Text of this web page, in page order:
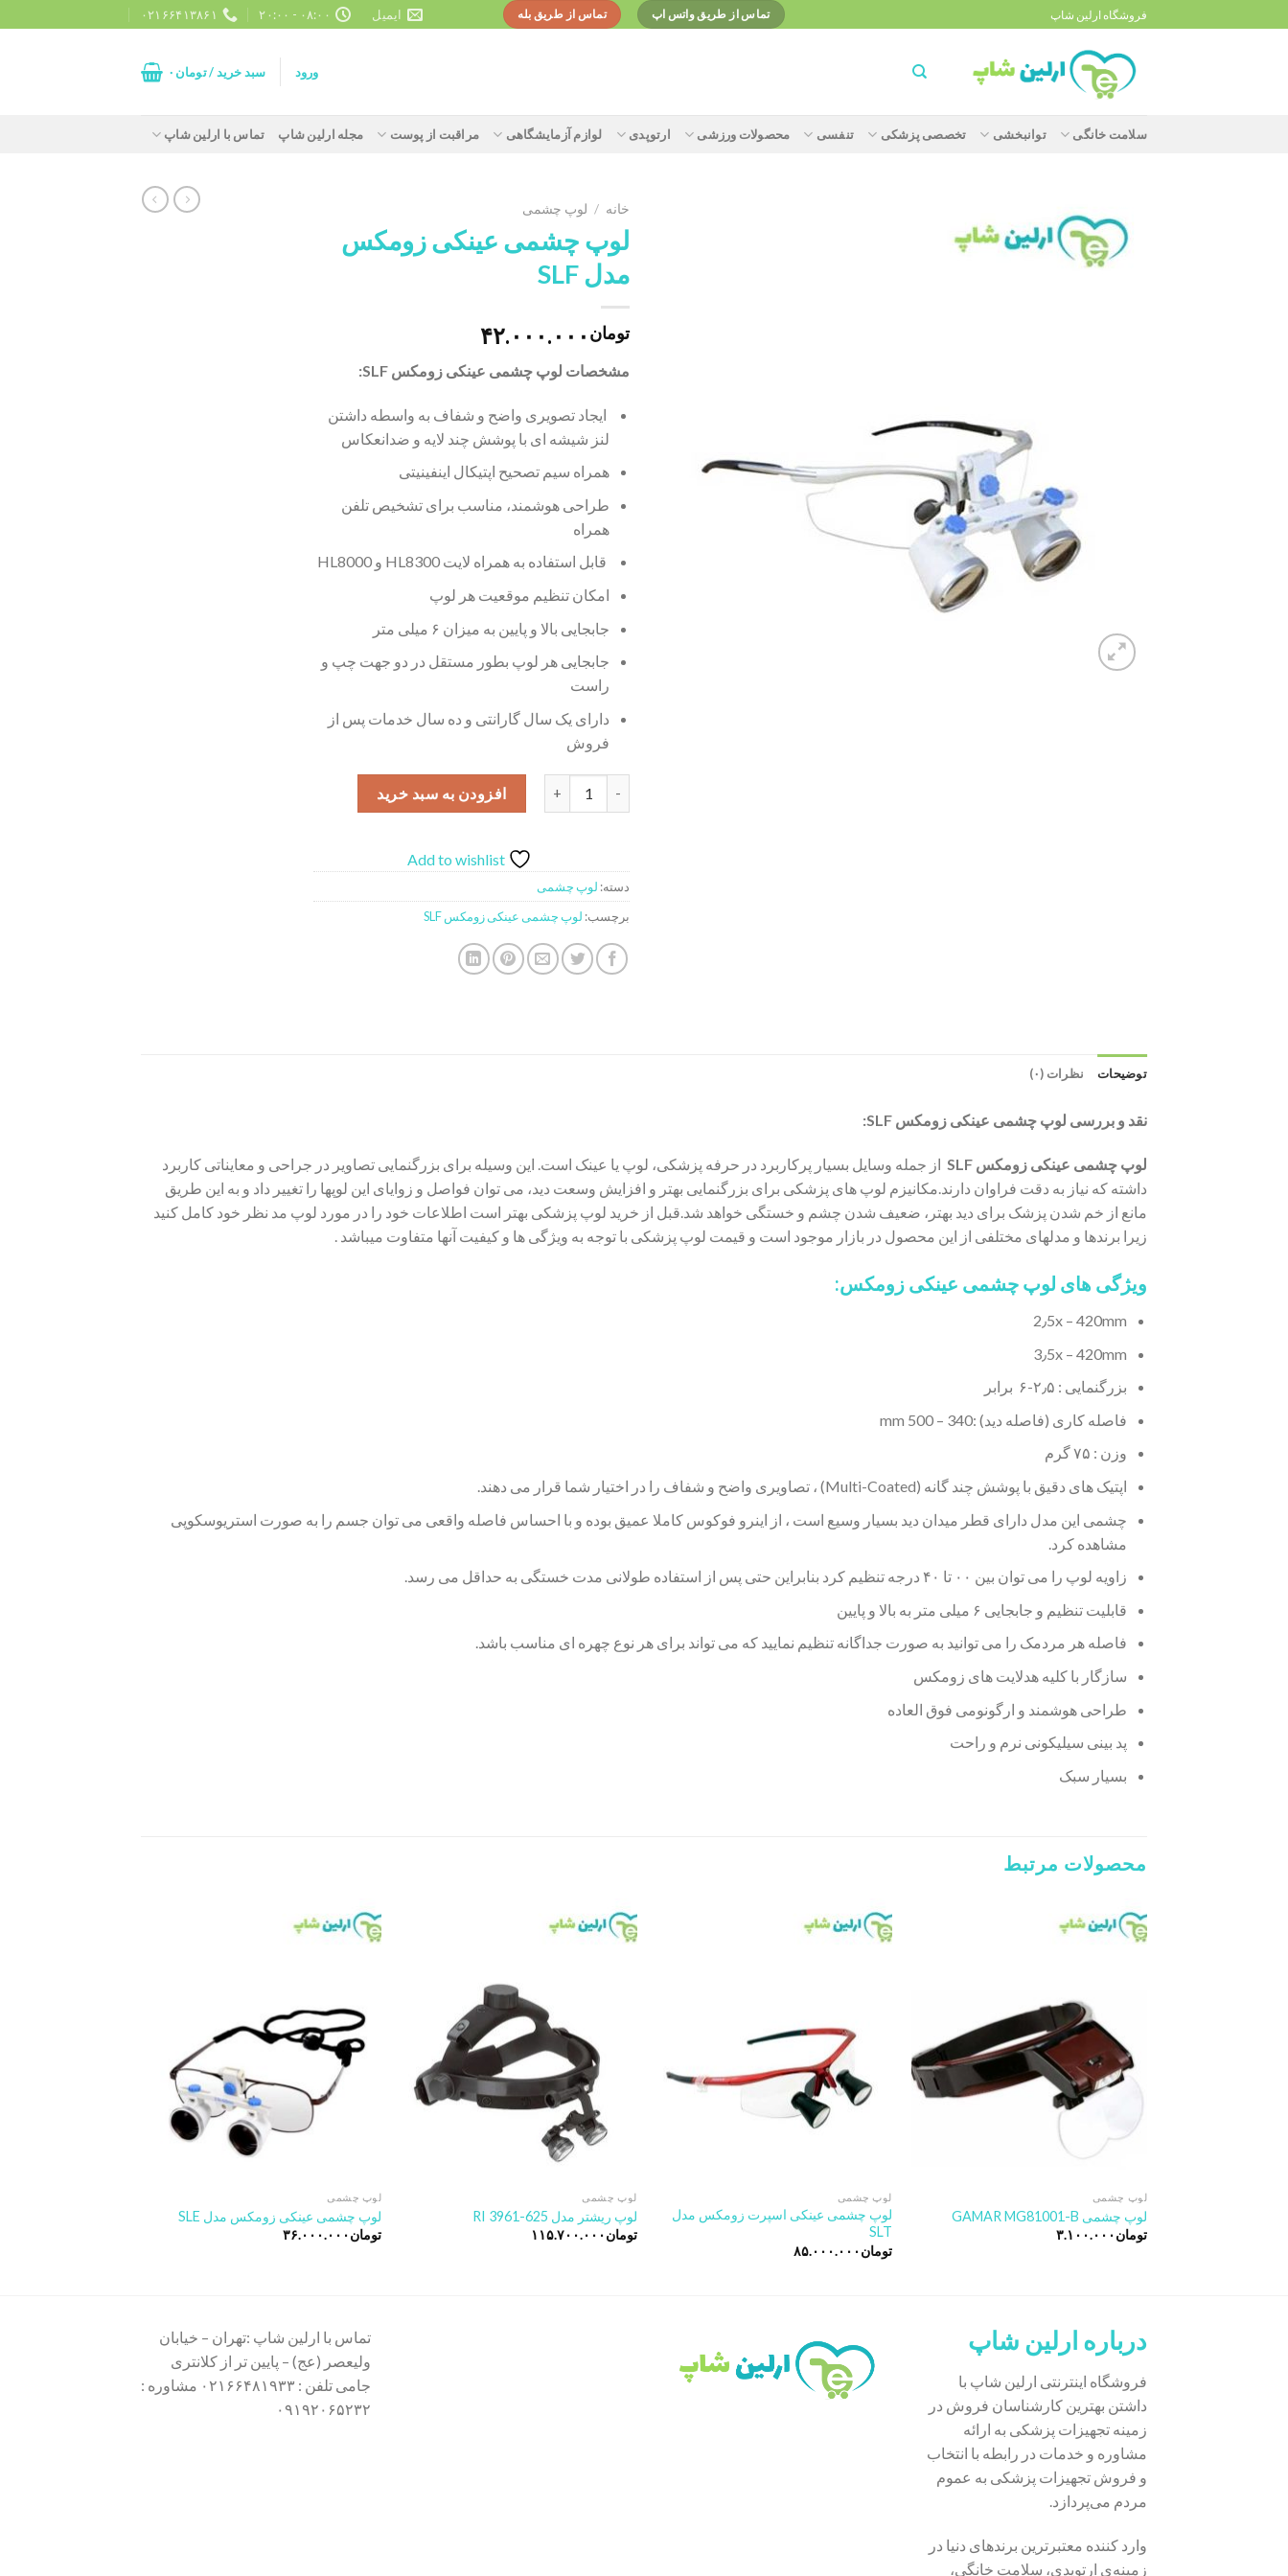
to
فروشگاه ارلین شاپ تماس از طریق واتس اپ تماس از طریق بله ایمیل ۰۸:۰۰ - ۲۰:۰۰ ۰۲۱۶۶۴۱۳۸۶۱
ورود سبد خرید /تومان ۰
سلامت خانگی توانبخشی تخصصی پزشکی تنفسی محصولات ورزشی ارتوپدی لوازم آزمایشگاهی مراقبت از پوست مجله ارلین شاپ تماس با ارلین شاپ
خانه / لوپ چشمی
لوپ چشمی عینکی زومکس
مدل SLF
تومان ۴۲.۰۰۰.۰۰۰
مشخصات لوپ چشمی عینکی زومکس SLF:
ایجاد تصویری واضح و شفاف به واسطه داشتن
لنز شیشه ای با پوشش چند لایه و ضدانعکاس
همراه سیم تصحیح اپتیکال اینفینیتی
طراحی هوشمند، مناسب برای تشخیص تلفن
همراه
قابل استفاده به همراه لایت HL8300 و HL8000
امکان تنظیم موقعیت هر لوپ
جابجایی بالا و پایین به میزان ۶ میلی متر
جابجایی هر لوپ بطور مستقل در دو جهت چپ و
راست
دارای یک سال گارانتی و ده سال خدمات پس از
فروش
لوپ چشمی عینکی زومکس مدل SLF عددافزودن به سبد خرید
Add to wishlist
دسته: لوپ چشمی
برچسب: لوپ چشمی عینکی زومکس SLF
توضیحات نظرات (۰)
نقد و بررسی لوپ چشمی عینکی زومکس SLF:
لوپ چشمی عینکی زومکس SLF
از جمله وسایل بسیار پرکاربرد در حرفه پزشکی، لوپ یا عینک است. این وسیله برای بزرگنمایی تصاویر در جراحی و معایناتی کاربرد
داشته که نیاز به دقت فراوان دارند.مکانیزم لوپ های پزشکی برای بزرگنمایی بهتر و افزایش وسعت دید، می توان فواصل و زوایای این لوپها را تغییر داد و به این طریق
مانع از خم شدن پزشک برای دید بهتر، ضعیف شدن چشم و خستگی خواهد شد.قبل از خرید لوپ پزشکی بهتر است اطلاعات خود را در مورد لوپ مد نظر خود کامل کنید
زیرا برندها و مدلهای مختلفی از این محصول در بازار موجود است و قیمت لوپ پزشکی با توجه به ویژگی ها و کیفیت آنها متفاوت میباشد .
ویژگی های لوپ چشمی عینکی زومکس:
2٫5x – 420mm
3٫5x – 420mm
بزرگنمایی : ۲٫۵-۶ برابر
فاصله کاری (فاصله دید) :340 – 500 mm
وزن : ۷۵ گرم
اپتیک های دقیق با پوشش چند گانه (Multi-Coated) ، تصاویری واضح و شفاف را در اختیار شما قرار می دهند.
چشمی این مدل دارای قطر میدان دید بسیار وسیع است ، از اینرو فوکوس کاملا عمیق بوده و با احساس فاصله واقعی می توان جسم را به صورت استریوسکوپی
مشاهده کرد.
زاویه لوپ را می توان بین ۰۰ تا ۴۰ درجه تنظیم کرد بنابراین حتی پس از استفاده طولانی مدت خستگی به حداقل می رسد.
قابلیت تنظیم و جابجایی ۶ میلی متر به بالا و پایین
فاصله هر مردمک را می توانید به صورت جداگانه تنظیم نمایید که می تواند برای هر نوع چهره ای مناسب باشد.
سازگار با کلیه هدلایت های زومکس
طراحی هوشمند و ارگونومی فوق العاده
پد بینی سیلیکونی نرم و راحت
بسیار سبک
محصولات مرتبط
لوپ چشمی
لوپ چشمی GAMAR MG81001-B
تومان۳.۱۰۰.۰۰۰
لوپ چشمی
لوپ چشمی عینکی اسپرت زومکس مدل
SLT
تومان۸۵.۰۰۰.۰۰۰
لوپ چشمی
لوپ ریشتر مدل 625-RI 3961
تومان۱۱۵.۷۰۰.۰۰۰
لوپ چشمی
لوپ چشمی عینکی زومکس مدل SLE
تومان۳۶.۰۰۰.۰۰۰
درباره ارلین شاپ
فروشگاه اینترنتی ارلین شاپ با
داشتن بهترین کارشناسان فروش در
زمینه تجهیزات پزشکی به ارائه
مشاوره و خدمات در رابطه با انتخاب
و فروش تجهیزات پزشکی به عموم
مردم می‌پردازد.
وارد کننده معتبرترین برندهای دنیا در
زمینه‌ی ارتوپدی، سلامت خانگی،
تماس با ارلین شاپ :تهران – خیابان
ولیعصر (عج) – پایین تر از کلانتری
جامی تلفن : ۰۲۱۶۶۴۸۱۹۳۳ مشاوره :
۰۹۱۹۲۰۶۵۲۳۲